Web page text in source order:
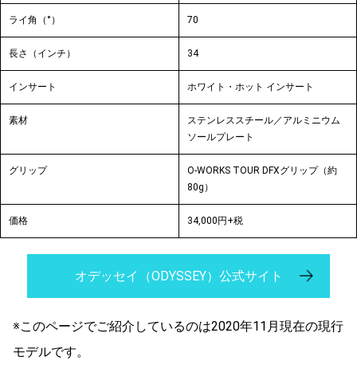
ライ角（°） 70
長さ（インチ） 34
インサート ホワイト・ホット インサート
素材
ステンレススチール／アルミニウム
ソールプレート
グリップ
O-WORKS TOUR DFXグリップ（約
80g）
価格 34,000円+税
オデッセイ（ODYSSEY）公式サイト
※このページでご紹介しているのは2020年11月現在の現行
モデルです。